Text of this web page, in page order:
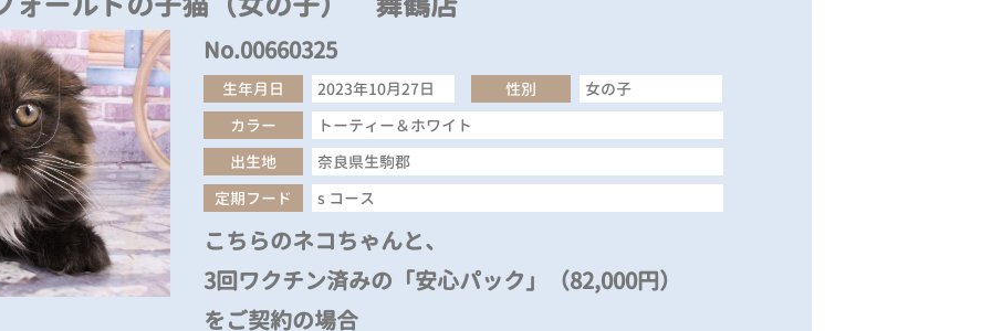
No.00660325
生年月日 2023年10月27日 性別
女の子
カラー
トーティー＆ホワイト
出生地
奈良県生駒郡
定期フード
s コース
こちらのネコちゃんと、
3回ワクチン済みの「安心パック」（82,000円）
をご契約の場合